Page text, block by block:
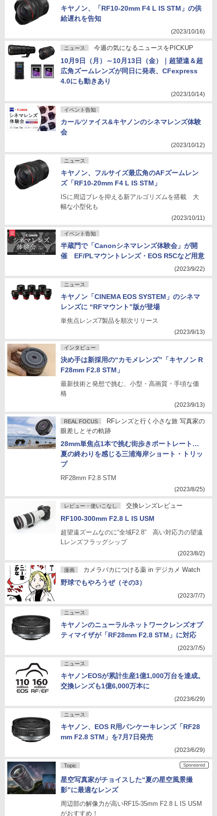
キヤノン、「RF10-20mm F4 L IS STM」の供
給遅れを告知
(2023/10/16)
ニュース 今週の気になるニュースをPICKUP
10月9日（月）～10月13日（金）｜超望遠＆超
広角ズームレンズが同日に発表、CFexpress
4.0にも動きあり
(2023/10/14)
イベント告知
カールツァイス&キヤノンのシネマレンズ体験
会
(2023/10/12)
ニュース
キヤノン、フルサイズ最広角のAFズームレン
ズ「RF10-20mm F4 L IS STM」
ISに周辺ブレを抑える新アルゴリズムを搭載 大
幅な小型化も
(2023/10/11)
イベント告知
半蔵門で「Canonシネマレンズ体験会」が開
催 EF/PLマウントレンズ・EOS R5Cなど用意
(2023/9/22)
ニュース
キヤノン「CINEMA EOS SYSTEM」のシネマ
レンズに “RFマウント”版が登場
単焦点レンズ7製品を順次リリース
(2023/9/13)
インタビュー
決め手は新採用の“カモメレンズ”「キヤノン R
F28mm F2.8 STM」
最新技術と発想で挑む、小型・高画質・手頃な価
格
(2023/9/13)
REAL FOCUS
RFレンズと行く小さな旅 写真家の
眼差しとその軌跡
28mm単焦点1本で挑む街歩きポートレート…
夏の終わりを感じる三浦海岸ショート・トリッ
プ
RF28mm F2.8 STM
(2023/8/25)
レビュー・使いこなし 交換レンズレビュー
RF100-300mm F2.8 L IS USM
超望遠ズームなのに“全域F2.8” 高い対応力の望遠
Lレンズフラッグシップ
(2023/8/2)
漫画 カメラバカにつける薬 in デジカメ Watch
野球でもやろうぜ（その3）
(2023/7/7)
ニュース
キヤノンのニューラルネットワークレンズオプ
ティマイザが「RF28mm F2.8 STM」に対応
(2023/7/5)
ニュース
キヤノンEOSが累計生産1億1,000万台を達成。
交換レンズも1億6,000万本に
(2023/6/29)
ニュース
キヤノン、EOS R用パンケーキレンズ「RF28
mm F2.8 STM」を7月7日発売
(2023/6/29)
Topic
星空写真家がチョイスした“夏の星空風景撮
影”に最適なレンズ
周辺部の解像力が高いRF15-35mm F2.8 L IS USM
がおすすめ！